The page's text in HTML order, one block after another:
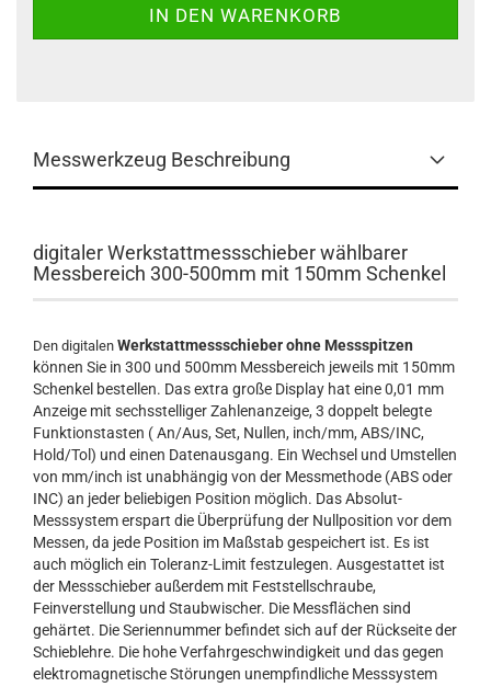
Messwerkzeug Beschreibung
digitaler Werkstattmessschieber wählbarer
Messbereich 300-500mm mit 150mm Schenkel
Den digitalen Werkstattmessschieber ohne Messspitzen
können Sie in 300 und 500mm Messbereich jeweils mit 150mm
Schenkel bestellen. Das extra große Display hat eine 0,01 mm
Anzeige mit sechsstelliger Zahlenanzeige, 3 doppelt belegte
Funktionstasten ( An/Aus, Set, Nullen, inch/mm, ABS/INC,
Hold/Tol) und einen Datenausgang. Ein Wechsel und Umstellen
von mm/inch ist unabhängig von der Messmethode (ABS oder
INC) an jeder beliebigen Position möglich. Das Absolut-
Messsystem erspart die Überprüfung der Nullposition vor dem
Messen, da jede Position im Maßstab gespeichert ist. Es ist
auch möglich ein Toleranz-Limit festzulegen. Ausgestattet ist
der Messschieber außerdem mit Feststellschraube,
Feinverstellung und Staubwischer. Die Messflächen sind
gehärtet. Die Seriennummer befindet sich auf der Rückseite der
Schieblehre. Die hohe Verfahrgeschwindigkeit und das gegen
elektromagnetische Störungen unempfindliche Messsystem